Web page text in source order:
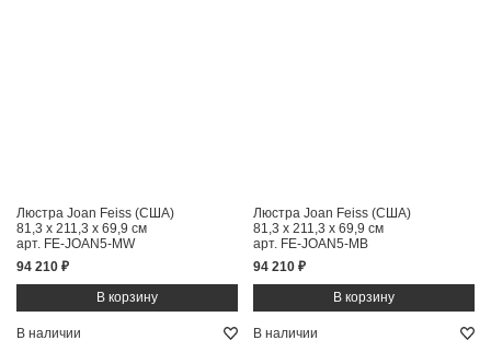
Люстра Joan Feiss (США)
81,3 x 211,3 x 69,9 см
арт. FE-JOAN5-MW
94 210 ₽
Люстра Joan Feiss (США)
81,3 x 211,3 x 69,9 см
арт. FE-JOAN5-MB
94 210 ₽
В наличии В наличии